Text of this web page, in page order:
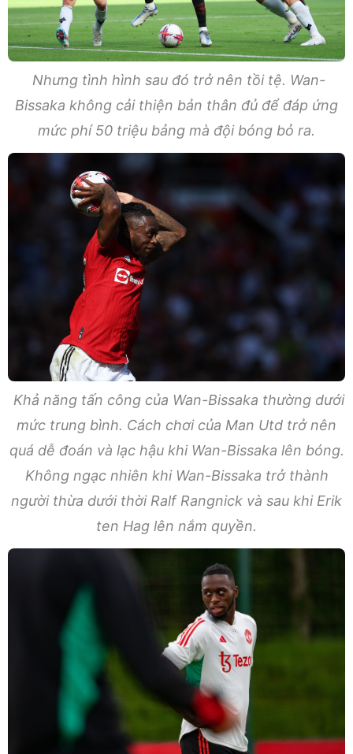
Nhưng tình hình sau đó trở nên tồi tệ. Wan-
Bissaka không cải thiện bản thân đủ để đáp ứng
mức phí 50 triệu bảng mà đội bóng bỏ ra.
Khả năng tấn công của Wan-Bissaka thường dưới
mức trung bình. Cách chơi của Man Utd trở nên
quá dễ đoán và lạc hậu khi Wan-Bissaka lên bóng.
Không ngạc nhiên khi Wan-Bissaka trở thành
người thừa dưới thời Ralf Rangnick và sau khi Erik
ten Hag lên nắm quyền.